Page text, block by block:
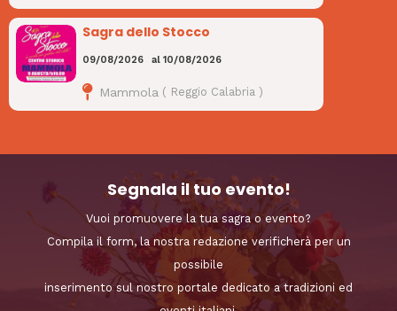
Sagra dello Stocco
09/08/2026 al10/08/2026
Mammola ( Reggio Calabria )
Segnala il tuo evento!
Vuoi promuovere la tua sagra o evento?
Compila il form, la nostra redazione verificherà per un
possibile
inserimento sul nostro portale dedicato a tradizioni ed